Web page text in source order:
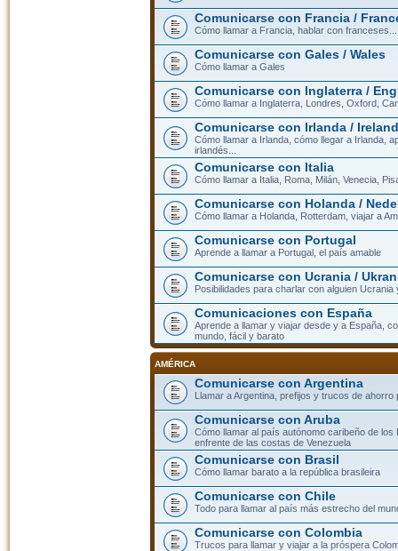
Comunicarse con Francia /
Cómo llamar a Francia, hablar con franceses...
Comunicarse con Gales / Wales
Cómo llamar a Gales
Comunicarse con Inglaterra /
Cómo llamar a Inglaterra, Londres, Oxford,
Comunicarse con Irlanda / Ireland
Cómo llamar a Irlanda, cómo llegar a Irlanda,
irlandés...
Comunicarse con Italia
Cómo llamar a Italia, Roma, Milán, Venecia,
Comunicarse con Holanda /
Cómo llamar a Holanda, Rotterdam, viajar a
Comunicarse con Portugal
Aprende a llamar a Portugal, el país amable
Comunicarse con Ucrania /
Posibilidades para charlar con alguien Ucrania
Comunicaciones con España
Aprende a llamar y viajar desde y a España,
mundo, fácil y barato
AMÉRICA
Comunicarse con Argentina
Llamar a Argentina, prefijos y trucos de ahorro
Comunicarse con Aruba
Cómo llamar al país autónomo caribeño de los
enfrente de las costas de Venezuela
Comunicarse con Brasil
Cómo llamar barato a la república brasileira
Comunicarse con Chile
Todo para llamar al país más estrecho del
Comunicarse con Colombia
Trucos para llamar y viajar a la próspera